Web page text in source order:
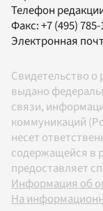
Телефон
Факс:+7 (495)
Электронная
Свидетельство
выдано
связи,
коммуникаций
несет
содержащейся в
предоставляет
Информация об
На